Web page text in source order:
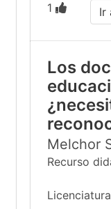
1
Ir
Los
Melchor
Recurso
Licenciatura